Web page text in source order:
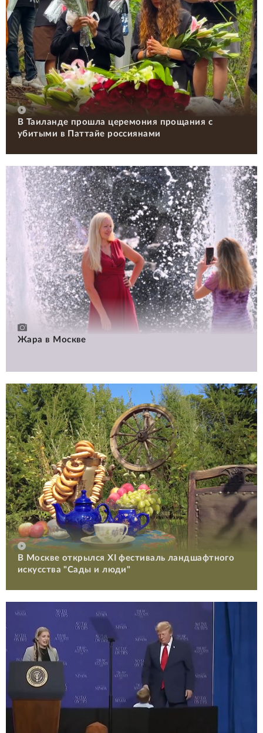
В Таиланде прошла церемония прощания с
убитыми в Паттайе россиянами
Жара в Москве
В Москве открылся XI фестиваль ландшафтного
искусства "Сады и люди"